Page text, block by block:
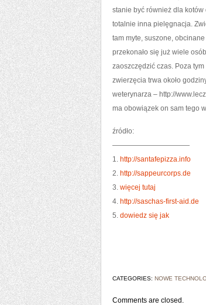
stanie być również dla
totalnie inna pielęgnacja.
tam myte, suszone,
przekonało się już wiele
zaoszczędzić czas. Poza
zwierzęcia trwa około
weterynarza – http://
ma obowiązek on sam tego
źródło:
———————————
1. http://santafepizza.info
2. http://sappeurcorps.de
3. więcej tutaj
4. http://saschas-first-aid.de
5. dowiedz się jak
CATEGORIES: NOWE
Comments are closed.